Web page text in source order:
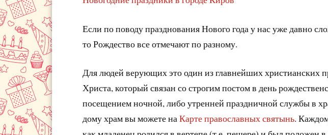
Если по поводу празднования Нового года у нас уже давно
то Рождество все отмечают по разному.
Для людей верующих это один из главнейших христианских
Христа, который связан со строгим постом в день
посещением ночной, либо утренней праздничной службы в
дому храм вы можете наКарте православных святынь.